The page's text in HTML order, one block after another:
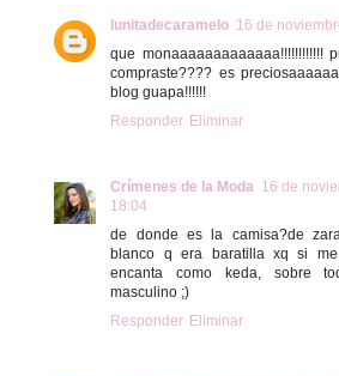
lunitadecaramelo 16 de
que monaaaaaaaaaaaaa!!!!!!!!!!!!
compraste???? es
blog guapa!!!!!!
Responder Eliminar
Crímenes de la Moda 16 de
18:04
de donde es la camisa?de
blanco q era baratilla xq si me
encanta como keda, sobre
masculino ;)
Responder Eliminar